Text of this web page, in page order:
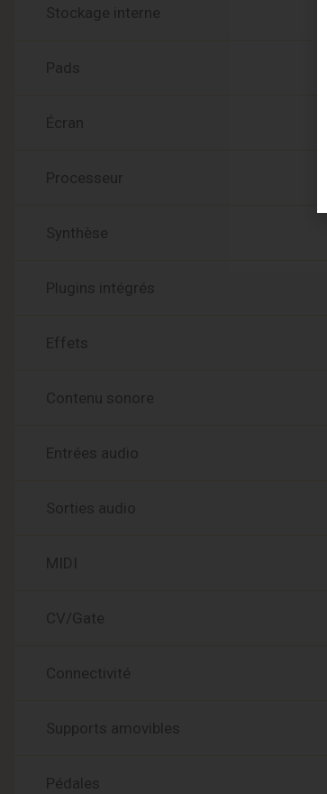
Stockage interne
Pads
Écran
Processeur
Synthèse
Plugins intégrés
Effets
Contenu sonore
Entrées audio
Sorties audio
MIDI
CV/Gate
Connectivité
Supports amovibles
Pédales